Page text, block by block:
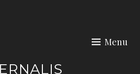
Menu